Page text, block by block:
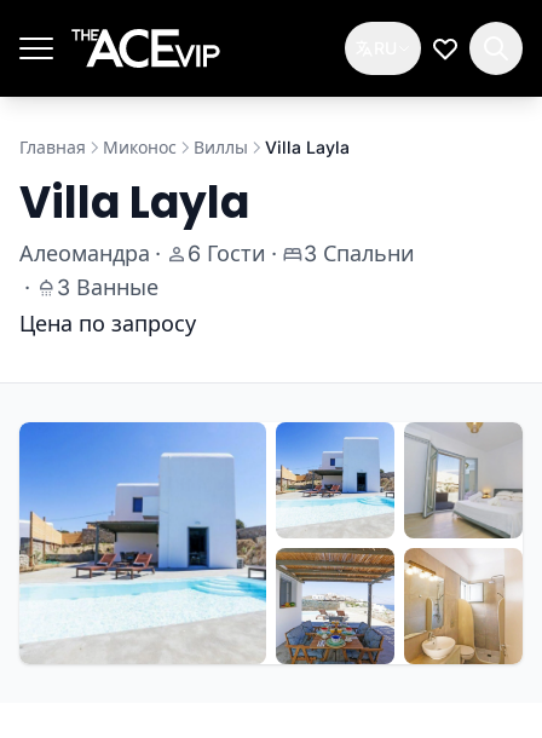
Мой
Главная Миконос Виллы Villa Layla
Villa Layla
Алеомандра · 6 Гости ·
3 Спальни
·
3 Ванные
Цена по запросу